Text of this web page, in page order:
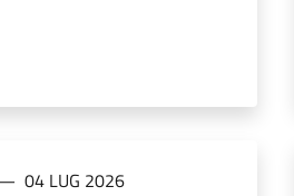
04 LUG 2026